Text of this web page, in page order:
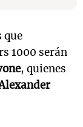
que
1000 serán
, quienes